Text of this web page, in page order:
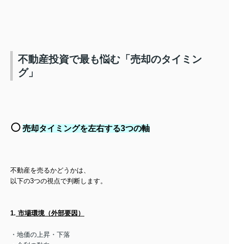
不動産投資で最も悩む「売却のタイミン
グ」
⚪️ 売却タイミングを左右する3つの軸
不動産を売るかどうかは、
以下の3つの視点で判断します。
1. 市場環境（外部要因）
・地価の上昇・下落